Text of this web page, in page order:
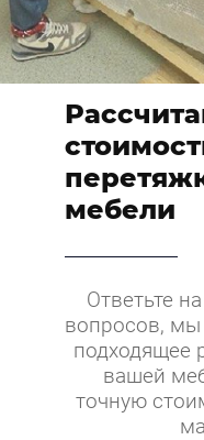
мебели
Ответьте
вопросов,
подходящее
вашей
точную